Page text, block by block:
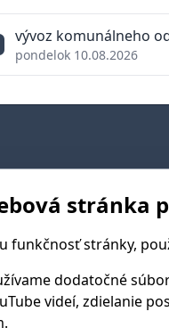
vývoz komunálneho
pondelok 10.08.2026
stránka
funkčnosť stránky,
dodatočné
videí, zdielanie